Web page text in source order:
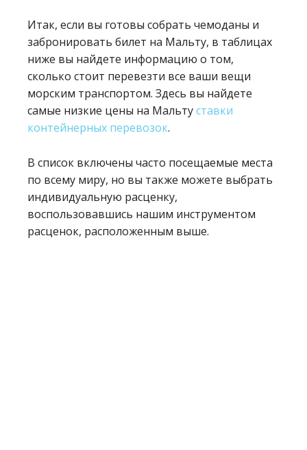
Итак, если вы готовы собрать чемоданы и
забронировать билет на Мальту, в таблицах
ниже вы найдете информацию о том,
сколько стоит перевезти все ваши вещи
морским транспортом. Здесь вы найдете
самые низкие цены на Мальтуставки
контейнерных перевозок.
В список включены часто посещаемые места
по всему миру, но вы также можете выбрать
индивидуальную расценку,
воспользовавшись нашим инструментом
расценок, расположенным выше.